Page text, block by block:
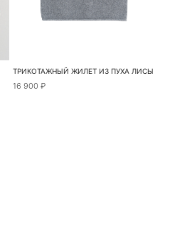
ТРИКОТАЖНЫЙ ЖИЛЕТ ИЗ ПУХА ЛИСЫ
16 900 ₽